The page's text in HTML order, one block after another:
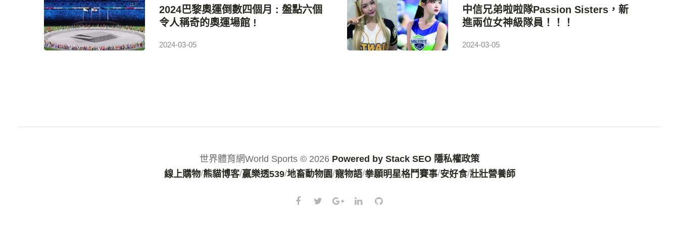
2024巴黎奧運倒數四個月 : 盤點六個
令人稱奇的奧運場館 !
2024-03-05
中信兄弟啦啦隊Passion Sisters，新
進兩位女神級隊員！！！
2024-03-05
世界體育網World Sports © 2026 Powered by Stack SEO 隱私權政策
線上購物/熊貓博客/贏樂透539/地畜動物園/寵物語/拳願明星格鬥賽事/安好食/壯壯營養師